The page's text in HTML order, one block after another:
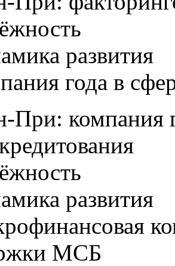
развития
года в
При: компания
развития
МСБ